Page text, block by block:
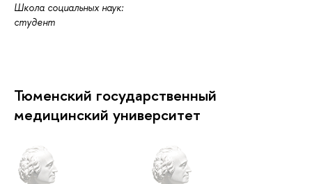
Школа социальных наук:
студент
Тюменский государственный
медицинский университет